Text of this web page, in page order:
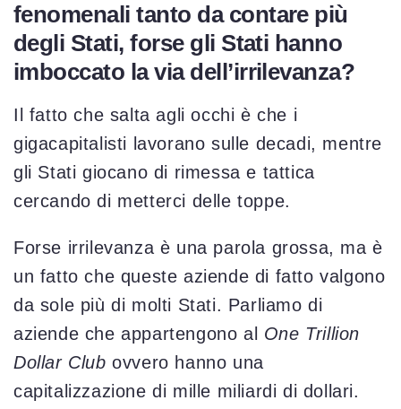
fenomenali tanto da contare più
degli Stati, forse gli Stati hanno
imboccato la via dell’irrilevanza?
Il fatto che salta agli occhi è che i
gigacapitalisti lavorano sulle decadi, mentre
gli Stati giocano di rimessa e tattica
cercando di metterci delle toppe.
Forse irrilevanza è una parola grossa, ma è
un fatto che queste aziende di fatto valgono
da sole più di molti Stati. Parliamo di
aziende che appartengono al One Trillion
Dollar Club ovvero hanno una
capitalizzazione di mille miliardi di dollari.